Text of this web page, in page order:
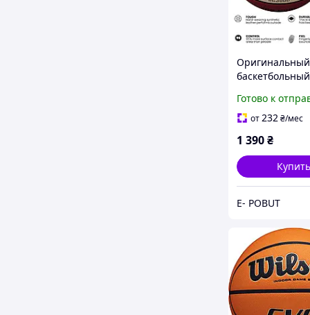
Оригинальный
одобренный
оранжевый r.7
Готово к
от232₴/мес
1 390₴
E- POBUT